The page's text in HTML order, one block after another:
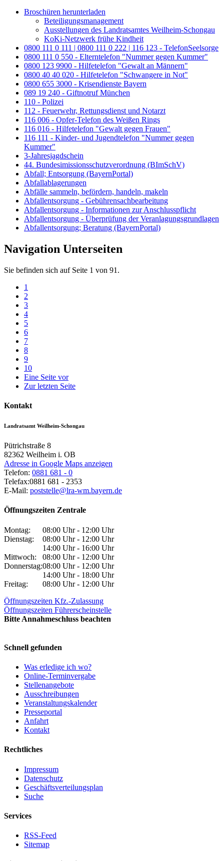
Broschüren herunterladen
Beteiligungsmanagement
Ausstellungen des Landratsamtes Weilheim-Schongau
KoKi-Netzwerk frühe Kindheit
0800 111 0 111 | 0800 111 0 222 | 116 123 - TelefonSeelsorge
0800 111 0 550 - Elterntelefon "Nummer gegen Kummer"
0800 123 9900 - Hilfetelefon "Gewalt an Männern"
0800 40 40 020 - Hilfetelefon "Schwangere in Not"
0800 655 3000 - Krisendienste Bayern
089 19 240 - Giftnotruf München
110 - Polizei
112 - Feuerwehr, Rettungsdienst und Notarzt
116 006 - Opfer-Telefon des Weißen Rings
116 016 - Hilfetelefon "Gewalt gegen Frauen"
116 111 - Kinder- und Jugendtelefon "Nummer gegen
Kummer"
3-Jahresjagdschein
44. Bundesimissionsschutzverordnung (BImSchV)
Abfall; Entsorgung (BayernPortal)
Abfallablagerungen
Abfälle sammeln, befördern, handeln, makeln
Abfallentsorgung - Gebührensachbearbeitung
Abfallentsorgung - Informationen zur Anschlusspflicht
Abfallentsorgung - Überprüfung der Veranlagungsgrundlagen
Abfallentsorgung; Beratung (BayernPortal)
Navigation Unterseiten
Sie befinden sich auf Seite 1 von 91.
1
2
3
4
5
6
7
8
9
10
Eine Seite vor
Zur letzten Seite
Kontakt
Landratsamt Weilheim-Schongau
Pütrichstraße 8
82362 Weilheim i. OB
Adresse in Google Maps anzeigen
Telefon: 0881 681 - 0
Telefax:0881 681 - 2353
E-Mail: poststelle@lra-wm.bayern.de
Öffnungszeiten Zentrale
Montag:
08:00 Uhr - 12:00 Uhr
Dienstag:
08:00 Uhr - 12:00 Uhr
14:00 Uhr - 16:00 Uhr
Mittwoch:
08:00 Uhr - 12:00 Uhr
Donnerstag:08:00 Uhr - 12:00 Uhr
14:00 Uhr - 18:00 Uhr
Freitag:
08:00 Uhr - 12:00 Uhr
Öffnungszeiten Kfz.-Zulassung
Öffnungszeiten Führerscheinstelle
Bitte Annahmeschluss beachten
Schnell gefunden
Was erledige ich wo?
Online-Terminvergabe
Stellenangebote
Ausschreibungen
Veranstaltungskalender
Presseportal
Anfahrt
Kontakt
Rechtliches
Impressum
Datenschutz
Geschäftsverteilungsplan
Suche
Services
RSS-Feed
Sitemap